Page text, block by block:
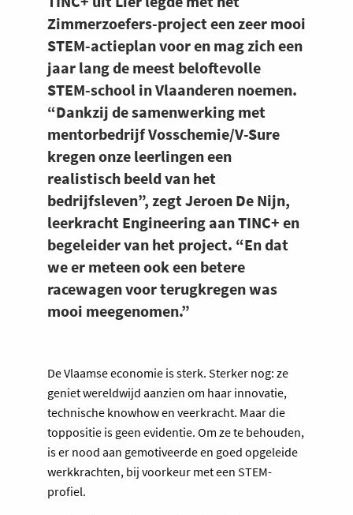
Zimmerzoefers-project een zeer mooi
STEM-actieplan voor en mag zich een
jaar lang de meest beloftevolle
STEM-school in Vlaanderen noemen.
“Dankzij de samenwerking met
mentorbedrijf Vosschemie/V-Sure
kregen onze leerlingen een
realistisch beeld van het
bedrijfsleven”, zegt Jeroen De Nijn,
leerkracht Engineering aan TINC+ en
begeleider van het project. “En dat
we er meteen ook een betere
racewagen voor terugkregen was
mooi meegenomen.”
De Vlaamse economie is sterk. Sterker nog: ze
geniet wereldwijd aanzien om haar innovatie,
technische knowhow en veerkracht. Maar die
toppositie is geen evidentie. Om ze te behouden,
is er nood aan gemotiveerde en goed opgeleide
werkkrachten, bij voorkeur met een STEM-
profiel.